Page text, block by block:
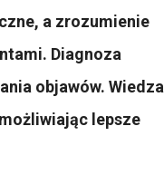
a zrozumienie
Diagnoza
objawów. Wiedza
lepsze